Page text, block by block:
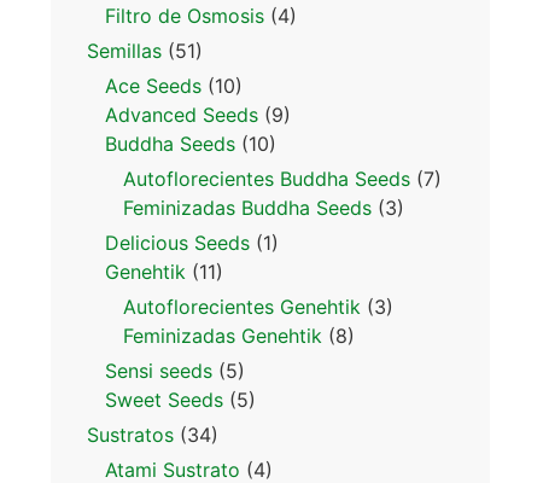
Filtro de Osmosis (4)
Semillas (51)
Ace Seeds (10)
Advanced Seeds (9)
Buddha Seeds (10)
Autoflorecientes Buddha Seeds (7)
Feminizadas Buddha Seeds (3)
Delicious Seeds (1)
Genehtik (11)
Autoflorecientes Genehtik (3)
Feminizadas Genehtik (8)
Sensi seeds (5)
Sweet Seeds (5)
Sustratos (34)
Atami Sustrato (4)